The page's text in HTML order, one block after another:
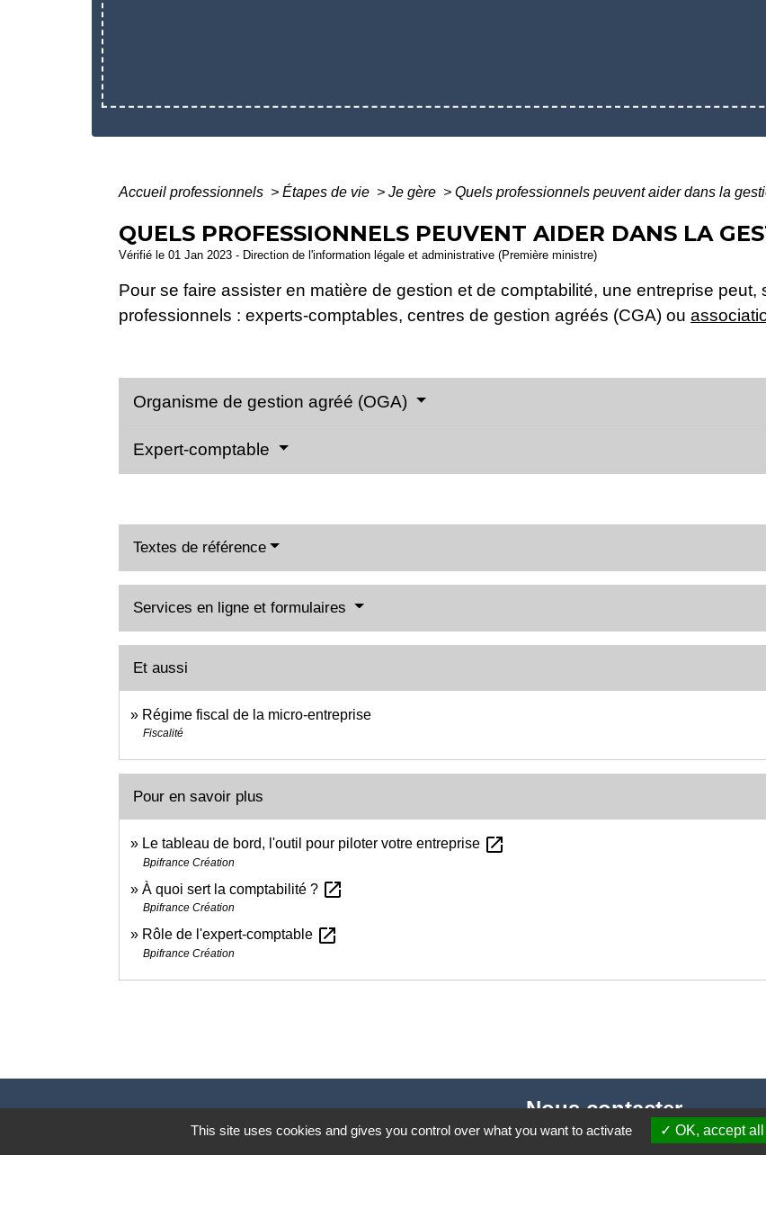
Accueil professionnels > Étapes de vie > Je gère > Quels professionnels peuvent aider dans la
QUELS PROFESSIONNELS PEUVENT AIDER DANS LA
Vérifié le 01 Jan 2023 - Direction de l'information légale et administrative (Première ministre)
Pour se faire assister en matière de gestion et de comptabilité, une entreprise
professionnels : experts-comptables, centres de gestion agréés (CGA) ou
Organisme de gestion agréé (OGA)
Expert-comptable
Textes de référence
Services en ligne et formulaires
Et aussi
Régime fiscal de la micro-entreprise
Fiscalité
Pour en savoir plus
Le tableau de bord, l'outil pour piloter votre entreprise open_in_new
Bpifrance Création
À quoi sert la comptabilité ? open_in_new
Bpifrance Création
Rôle de l'expert-comptable open_in_new
Bpifrance Création
Nous contacter
Commune de Puylaurens
This site uses cookies and gives you control over what you want to activate OK, accept all